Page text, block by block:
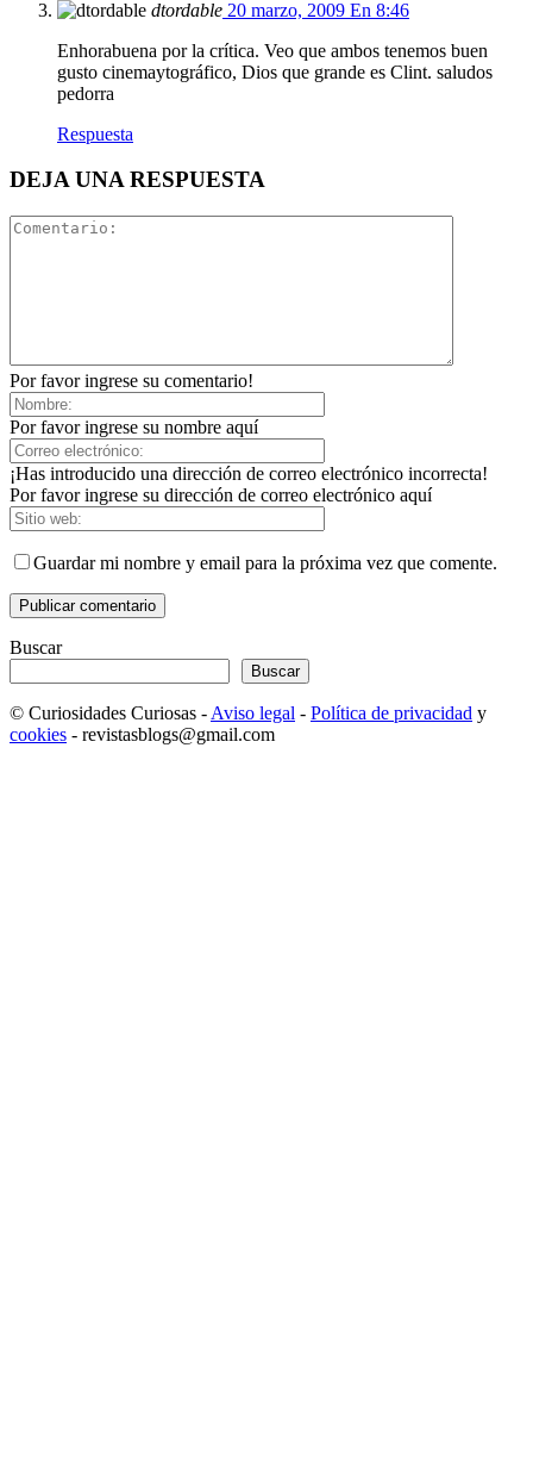
dtordable 20 marzo, 2009 En 8:46
Enhorabuena por la crítica. Veo que ambos tenemos buen
gusto cinemaytográfico, Dios que grande es Clint. saludos
pedorra
Respuesta
DEJA UNA RESPUESTA
Por favor ingrese su comentario!
Por favor ingrese su nombre aquí
¡Has introducido una dirección de correo electrónico incorrecta!
Por favor ingrese su dirección de correo electrónico aquí
Guardar mi nombre y email para la próxima vez que comente.
Buscar
Buscar
© Curiosidades Curiosas - Aviso legal - Política de privacidad y
cookies - revistasblogs@gmail.com